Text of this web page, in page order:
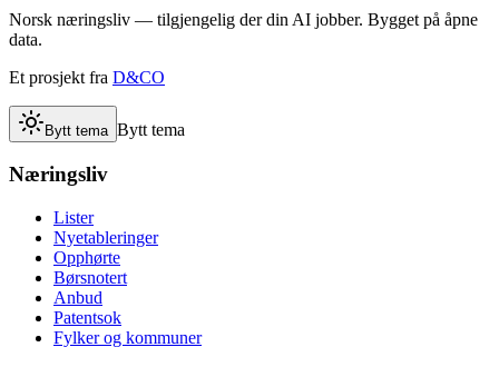
Norsk næringsliv — tilgjengelig der din AI jobber. Bygget på åpne
data.
Et prosjekt fra D&CO
Bytt tema Bytt tema
Næringsliv
Lister
Nyetableringer
Opphørte
Børsnotert
Anbud
Patentsok
Fylker og kommuner